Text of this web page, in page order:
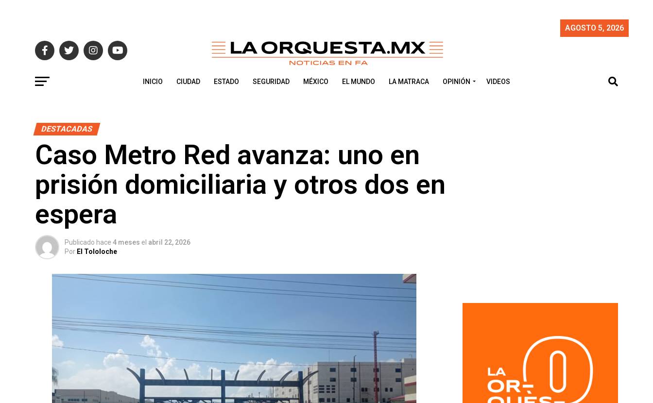
AGOSTO 5, 2026
INICIO CIUDAD ESTADO SEGURIDAD MÉXICO EL MUNDO LA MATRACA OPINIÓN VIDEOS
DESTACADAS
Caso Metro Red avanza: uno en
prisión domiciliaria y otros dos en
espera
Publicado hace 4 meses el abril 22, 2026
Por El Tololoche